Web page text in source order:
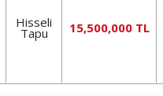
Hisseli
Tapu 15,500,000 TL